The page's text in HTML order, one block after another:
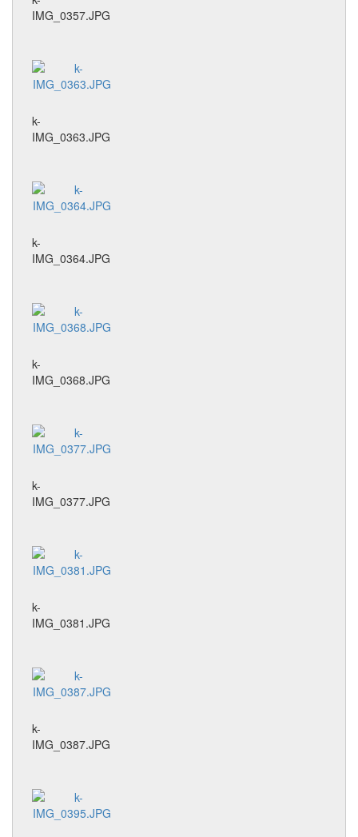
IMG_0357.JPG
k-
IMG_0363.JPG
k-
IMG_0364.JPG
k-
IMG_0368.JPG
k-
IMG_0377.JPG
k-
IMG_0381.JPG
k-
IMG_0387.JPG